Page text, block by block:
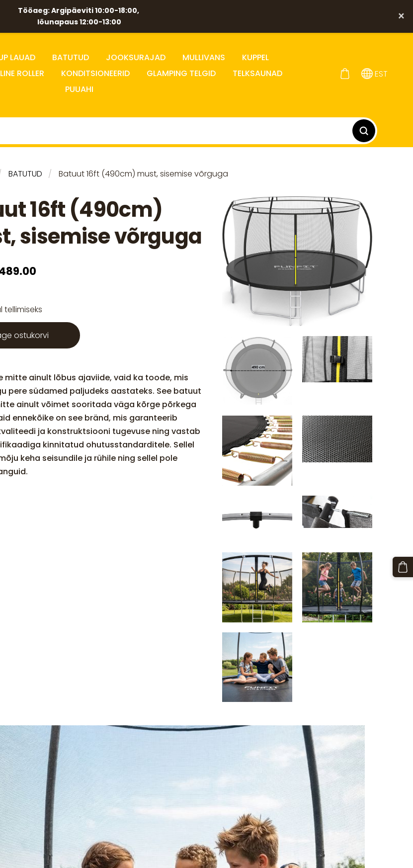
Tööaeg: Argipäeviti 10:00-18:00,
lõunapaus 12:00-13:00
×
LAUAD BATUTUD JOOKSURAJAD MULLIVANS
KUPPEL
ROLLER KONDITSIONEERID GLAMPING TELGID
TELKSAUNAD
PUUAHI
EST
BATUTUD Batuut 16ft (490cm) must, sisemise võrguga
16ft (490cm)
sisemise võrguga
ostukorvi
mitte ainult lõbus ajaviide, vaid ka toode, mis
pere südamed paljudeks aastateks. See batuut
ainult võimet sooritada väga kõrge põrkega
ennekõike on see bränd, mis garanteerib
ja konstruktsiooni tugevuse ning vastab
kinnitatud ohutusstandarditele. Sellel
keha seisundile ja rühile ning sellel pole